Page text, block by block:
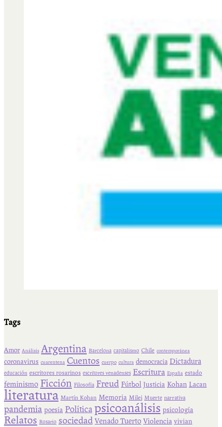
Tags
Amor Análisis Argentina Barcelona capitalismo Chile contemporánea
coronavirus cuarentena Cuentos cuerpo cultura democracia Dictadura
educación escritores rosarinos escritores venadenses Escritura España estado
feminismo Ficción Filosofía Freud Fútbol Justicia Kohan Lacan
literatura Martín Kohan Memoria Milei Muerte narrativa
pandemia poesía Política psicoanálisis psicología
Relatos Rosario sociedad Venado Tuerto Violencia vivian